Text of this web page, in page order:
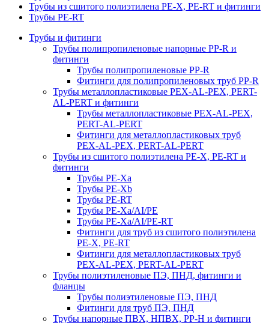
Трубы из сшитого полиэтилена PE-X, PE-RT и фитинги
Трубы PE-RT
Трубы и фитинги
Трубы полипропиленовые напорные PP-R и
фитинги
Трубы полипропиленовые PP-R
Фитинги для полипропиленовых труб PP-R
Трубы металлопластиковые PEX-AL-PEX, PERT-
AL-PERT и фитинги
Трубы металлопластиковые PEX-AL-PEX,
PERT-AL-PERT
Фитинги для металлопластиковых труб
PEX-AL-PEX, PERT-AL-PERT
Трубы из сшитого полиэтилена PE-X, PE-RT и
фитинги
Трубы PE-Xa
Трубы PE-Xb
Трубы PE-RT
Трубы PE-Xa/AI/PE
Трубы PE-Xa/AI/PE-RT
Фитинги для труб из сшитого полиэтилена
PE-X, PE-RT
Фитинги для металлопластиковых труб
PEX-AL-PEX, PERT-AL-PERT
Трубы полиэтиленовые ПЭ, ПНД, фитинги и
фланцы
Трубы полиэтиленовые ПЭ, ПНД
Фитинги для труб ПЭ, ПНД
Трубы напорные ПВХ, НПВХ, PP-H и фитинги